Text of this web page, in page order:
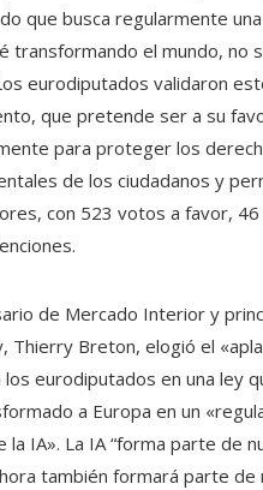
que busca regularmente
transformando el mundo, no
eurodiputados validaron
que pretende ser a su
para proteger los
de los ciudadanos y
con 523 votos a favor,
de Mercado Interior y
Thierry Breton, elogió el
los eurodiputados en una ley
a Europa en un
la IA». La IA “forma parte de
también formará parte de